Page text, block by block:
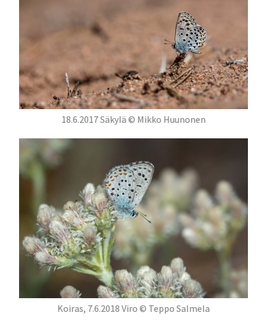
18.6.2017 Säkylä © Mikko Huunonen
Koiras, 7.6.2018 Viro © Teppo Salmela